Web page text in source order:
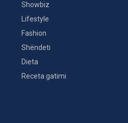
Showbiz
Lifestyle
Fashion
Shëndeti
Dieta
Receta gatimi